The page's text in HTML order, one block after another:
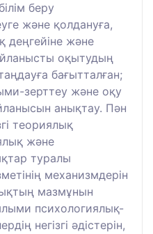
беру
және қолдануға,
деңгейіне және
оқытудың
бағытталған;
зерттеу және оқу
анықтау. Пән
теориялық
және
туралы
механизмдерін
мазмұнын
психологиялық-
негізгі әдістерін,